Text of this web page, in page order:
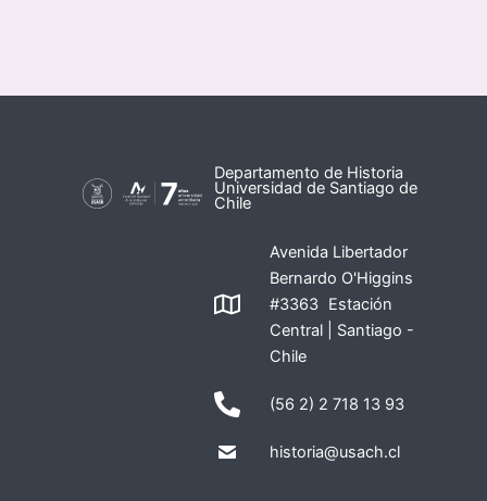
Departamento de Historia
Universidad de Santiago de
Chile
Avenida Libertador
Bernardo O'Higgins
#3363 Estación
Central | Santiago -
Chile
(56 2) 2 718 13 93
historia@usach.cl